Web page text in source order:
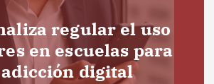
regular el uso
en escuelas para
digital